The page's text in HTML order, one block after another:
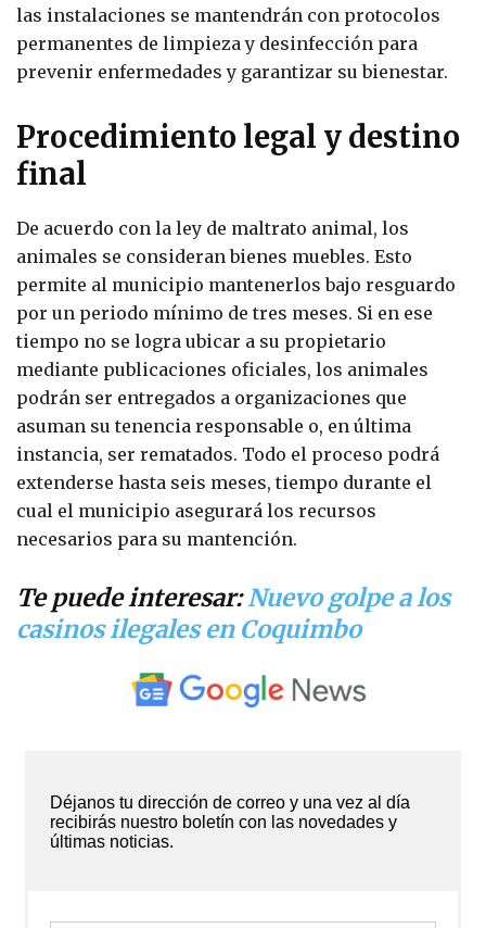
las instalaciones se mantendrán con protocolos
permanentes de limpieza y desinfección para
prevenir enfermedades y garantizar su bienestar.
Procedimiento legal y destino
final
De acuerdo con la ley de maltrato animal, los
animales se consideran bienes muebles. Esto
permite al municipio mantenerlos bajo resguardo
por un periodo mínimo de tres meses. Si en ese
tiempo no se logra ubicar a su propietario
mediante publicaciones oficiales, los animales
podrán ser entregados a organizaciones que
asuman su tenencia responsable o, en última
instancia, ser rematados. Todo el proceso podrá
extenderse hasta seis meses, tiempo durante el
cual el municipio asegurará los recursos
necesarios para su mantención.
Te puede interesar:Nuevo golpe a los
casinos ilegales en Coquimbo